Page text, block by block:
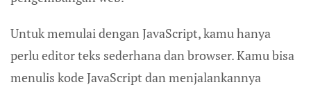
Untuk memulai dengan JavaScript, kamu hanya
perlu editor teks sederhana dan browser. Kamu bisa
menulis kode JavaScript dan menjalankannya